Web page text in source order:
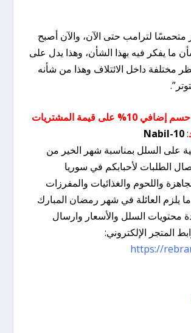
متحمسًا لترامب حتى الآن، والآن أصبح
ما يفكر فيه بهذا الشأن، وهذا يدل على
مختلفة داخل الائتلاف وهذا من شأنه
فوق التخفيض حسم إضافي 10% على قيمة المشتريات
:
Nabil-10
على السلل بمناسبة شهر الخير من
الطلبات لأحبابكم في سوريا
واللحوم والغذائيات والمفرزات
يلزم العائلة في شهر رمضان المبارك
محتويات السلل والأسعار وارسال
المتجر الإلكتروني:
https://